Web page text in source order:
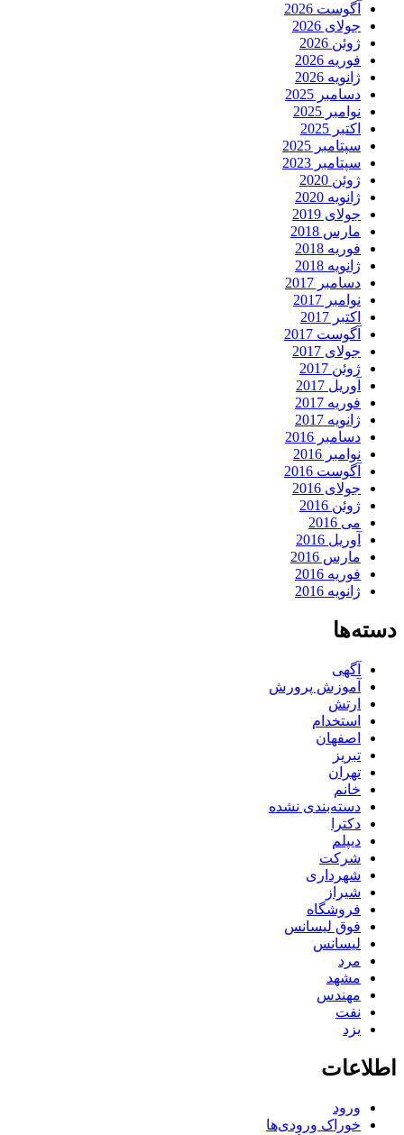
آگوست 2026
جولای 2026
ژوئن 2026
فوریه 2026
ژانویه 2026
دسامبر 2025
نوامبر 2025
اکتبر 2025
سپتامبر 2025
سپتامبر 2023
ژوئن 2020
ژانویه 2020
جولای 2019
مارس 2018
فوریه 2018
ژانویه 2018
دسامبر 2017
نوامبر 2017
اکتبر 2017
آگوست 2017
جولای 2017
ژوئن 2017
آوریل 2017
فوریه 2017
ژانویه 2017
دسامبر 2016
نوامبر 2016
آگوست 2016
جولای 2016
ژوئن 2016
می 2016
آوریل 2016
مارس 2016
فوریه 2016
ژانویه 2016
دسته‌ها
آگهی
آموزش پرورش
ارتش
استخدام
اصفهان
تبریز
تهران
خانم
دسته‌بندی نشده
دکترا
دیپلم
شرکت
شهرداری
شیراز
فروشگاه
فوق لیسانس
لیسانس
مرد
مشهد
مهندس
نفت
یزد
اطلاعات
ورود
خوراک ورودی‌ها